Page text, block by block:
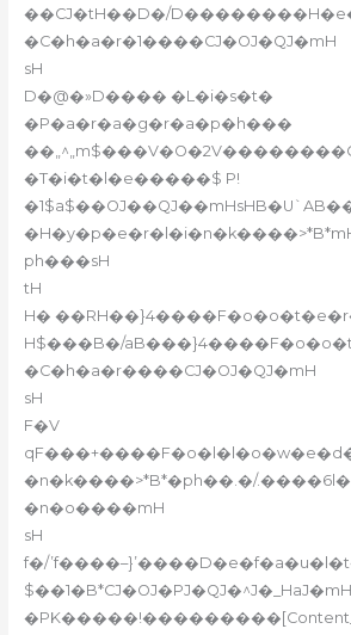
��CJ�tH��D�/
�C�h�a�r�1����CJ�OJ�QJ�mH
sH
D�@�»D���� �L�i�s�t�
�P�a�r�a�g�r�a�p�h���
�T�i�t�l�e�����$ P!
ph���sH
tH
H�
H$���B�/
�C�h�a�r����CJ�OJ�QJ�mH
sH
F�V
�n�k����>*B*�ph��.�/
�n�o����mH
sH
f�/